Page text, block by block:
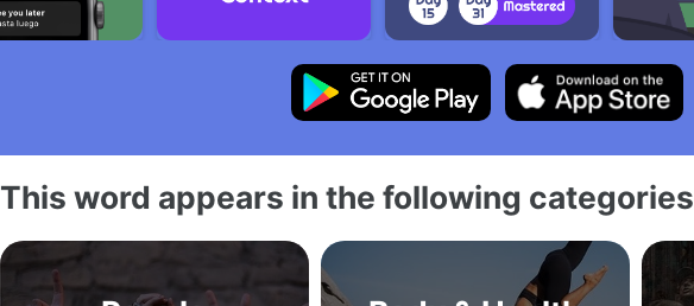
This word appears in the following categories